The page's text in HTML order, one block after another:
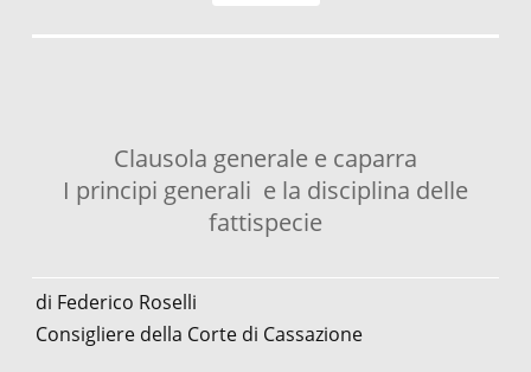
Clausola generale e caparra
I principi generali e la disciplina delle
fattispecie
di Federico Roselli
Consigliere della Corte di Cassazione